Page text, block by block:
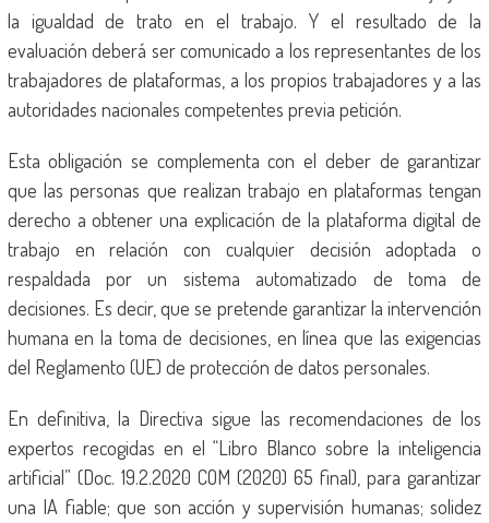
la igualdad de trato en el trabajo. Y el resultado de la
evaluación deberá ser comunicado a los representantes de los
trabajadores de plataformas, a los propios trabajadores y a las
autoridades nacionales competentes previa petición.
Esta obligación se complementa con el deber de garantizar
que las personas que realizan trabajo en plataformas tengan
derecho a obtener una explicación de la plataforma digital de
trabajo en relación con cualquier decisión adoptada o
respaldada por un sistema automatizado de toma de
decisiones. Es decir, que se pretende garantizar la intervención
humana en la toma de decisiones, en línea que las exigencias
del Reglamento (UE) de protección de datos personales.
En definitiva, la Directiva sigue las recomendaciones de los
expertos recogidas en el “Libro Blanco sobre la inteligencia
artificial” (Doc. 19.2.2020 COM (2020) 65 final), para garantizar
una IA fiable; que son acción y supervisión humanas; solidez